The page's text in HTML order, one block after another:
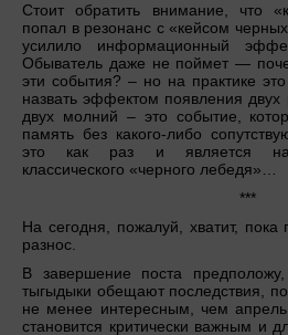
Стоит обратить внимание, что
попал в резонанс с «кейсом
усилило информационный
Обыватель даже не поймет —
эти события? – но на практике
назвать эффектом появления
двух молний – это событие,
память без какого-либо
это как раз и является
классического «черного лебедя»…
***
На сегодня, пожалуй, хватит,
разнос.
В завершение поста
тыгыдыки обещают последствия,
не менее интересным, чем
становится критически важным и